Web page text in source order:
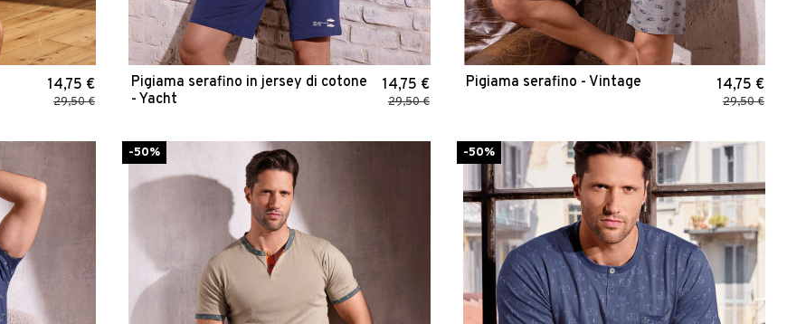
14,75 €
29,50 €
Pigiama serafino in jersey di cotone
- Yacht
14,75 €
29,50 €
Pigiama serafino - Vintage 14,75 €
29,50 €
-50% -50%